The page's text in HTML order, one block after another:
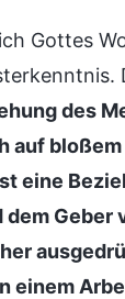
Gottes
des
auf bloßem
eine
dem Geber
einem